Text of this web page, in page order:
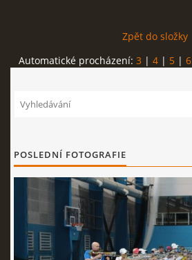
FOTOALBUM
Zpět do složky
Automatické procházení: 3 | 4 | 5 | 6
POSLEDNÍ FOTOGRAFIE